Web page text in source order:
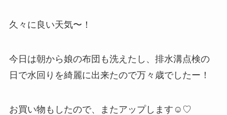
久々に良い天気〜！
今日は朝から娘の布団も洗えたし、排水溝点検の
日で水回りを綺麗に出来たので万々歳でしたー！
お買い物もしたので、またアップします☺︎♡